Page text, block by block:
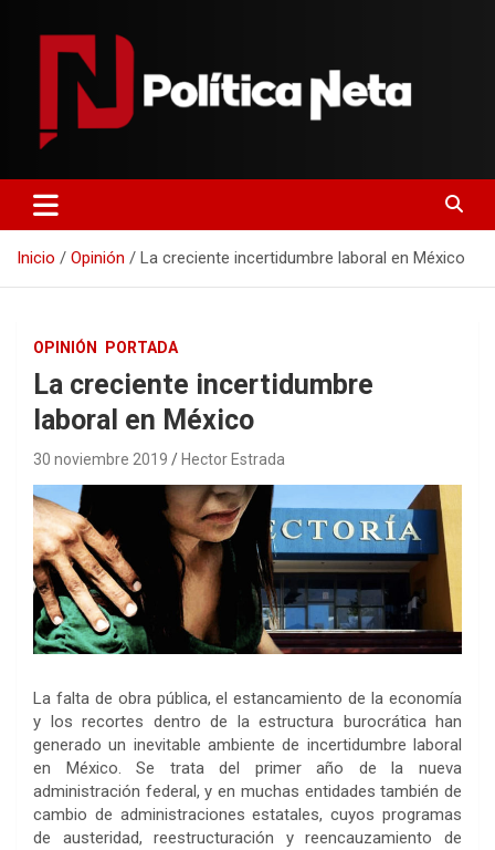
contenido
Politica Neta
Inicio Opinión La creciente incertidumbre laboral en México
OPINIÓN PORTADA
La creciente incertidumbre
laboral en México
30 noviembre 2019 Hector Estrada
La falta de obra pública, el estancamiento de la economía
y los recortes dentro de la estructura burocrática han
generado un inevitable ambiente de incertidumbre laboral
en México. Se trata del primer año de la nueva
administración federal, y en muchas entidades también de
cambio de administraciones estatales, cuyos programas
de austeridad, reestructuración y reencauzamiento de